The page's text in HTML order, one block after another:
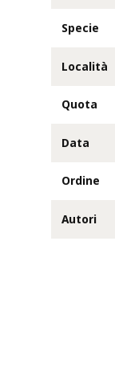
Specie
Località
Quota
Data
Ordine
Autori